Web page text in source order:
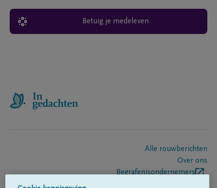
Betuig je medeleven
Alle rouwberichten
Over ons
Begrafenisondernemers